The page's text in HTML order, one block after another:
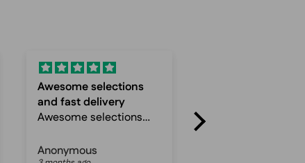
Fast and
Fast and reliable
Anonymous